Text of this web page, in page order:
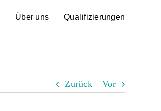
Über uns Qualifizierungen
Zurück Vor